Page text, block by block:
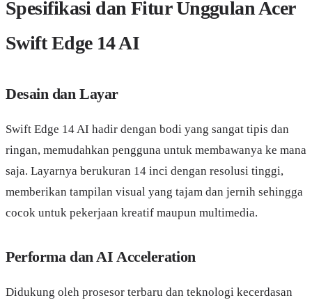
Spesifikasi dan Fitur Unggulan Acer
Swift Edge 14 AI
Desain dan Layar
Swift Edge 14 AI hadir dengan bodi yang sangat tipis dan
ringan, memudahkan pengguna untuk membawanya ke mana
saja. Layarnya berukuran 14 inci dengan resolusi tinggi,
memberikan tampilan visual yang tajam dan jernih sehingga
cocok untuk pekerjaan kreatif maupun multimedia.
Performa dan AI Acceleration
Didukung oleh prosesor terbaru dan teknologi kecerdasan